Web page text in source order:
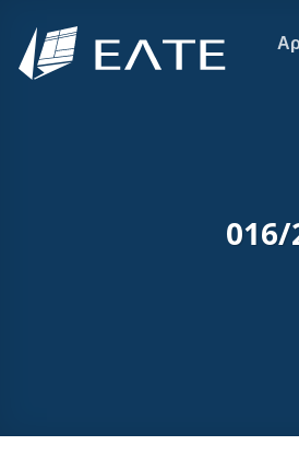
στο
περιεχόμενο
016/